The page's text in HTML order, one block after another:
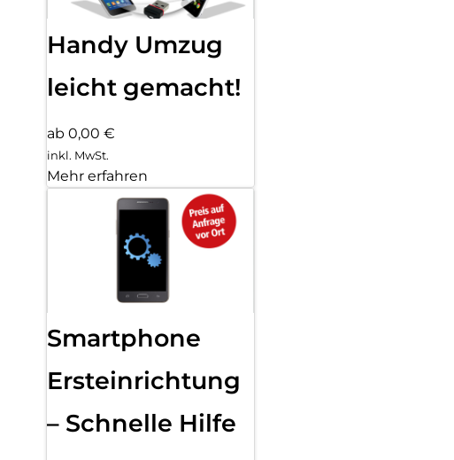
Handy Umzug
leicht gemacht!
ab 0,00 €
inkl. MwSt.
Mehr erfahren
Smartphone
Ersteinrichtung
– Schnelle Hilfe